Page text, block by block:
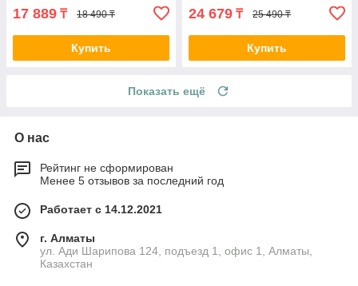
17 889 ₸ 18 490 ₸
Купить
24 679 ₸ 25 490 ₸
Купить
Показать ещё
О нас
Рейтинг не сформирован
Менее 5 отзывов за последний год
Работает с 14.12.2021
г. Алматы
ул. Ади Шарипова 124, подъезд 1, офис 1, Алматы,
Казахстан